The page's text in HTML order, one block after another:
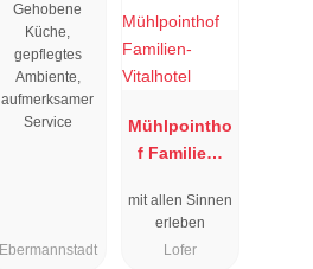
"
Gehobene
Küche,
gepflegtes
Ambiente,
aufmerksamer
Service
Ebermannstadt
Mühlpointho
f Familien-
mit allen Sinnen
erleben
Lofer